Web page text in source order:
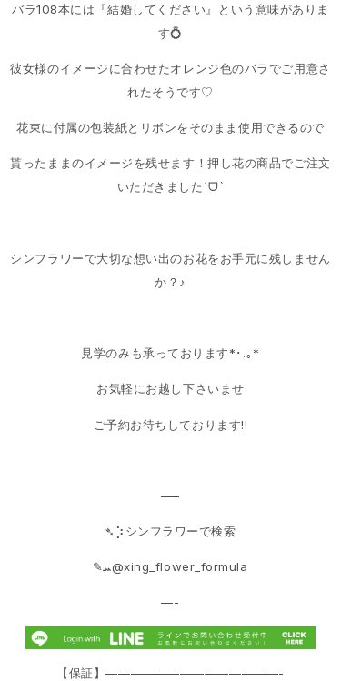
バラ108本には『結婚してください』という意味がありま
す💍
彼女様のイメージに合わせたオレンジ色のバラでご用意さ
れたそうです♡
花束に付属の包装紙とリボンをそのまま使用できるので
貰ったままのイメージを残せます！押し花の商品でご注文
いただきましたˊᗜˋ
シンフラワーで大切な想い出のお花をお手元に残しません
か？♪
見学のみも承っております*･.｡*
お気軽にお越し下さいませ
ご予約お待ちしております!!
—–
➴⡱シンフラワーで検索
‎✎ܚ@xing_flower_formula
—-
【保証】——————————————-